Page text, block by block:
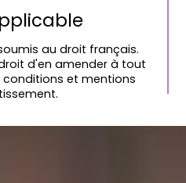
au droit français.
d'en amender à tout
et mentions